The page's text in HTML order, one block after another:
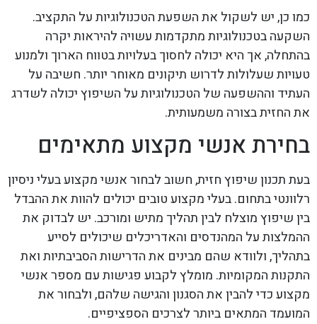
כמו כן, יש לשקול את השפעת הטכנולוגיות על התקציב.
השקעה בטכנולוגיות מתקדמות עשויה להיראות יקרה
בהתחלה, אך היא יכולה לחסוך בעלויות בטווח הארוך ולמנוע
טעויות שעלולות לדרוש תיקונים מאוחר יותר. חשיבה על
העתיד וההשפעה של הטכנולוגיות על השיפוץ יכולה לשדרג
את החזית בצורה משמעותית.
בחירת אנשי מקצוע מתאימים
בעת תכנון שיפוץ חזית, חשוב לבחור אנשי מקצוע בעלי ניסיון
רלוונטי בתחום. בעלי מקצוע טובים יכולים להוות את ההבדל
בין שיפוץ מוצלח לבין תהליך מתיש ומורכב. יש לבדוק את
ההמלצות על המהנדסים והאדריכלים שיכולים לסייע
בתהליך, ולוודא שהם מבינים את הדרישות הסביבתיות ואת
התקנות המקומיות. מומלץ לקבוע פגישות עם מספר אנשי
מקצוע כדי להבין את הסגנון והגישה שלהם, ולבחור את
המועמד המתאים ביותר לצרכים הספציפיים.